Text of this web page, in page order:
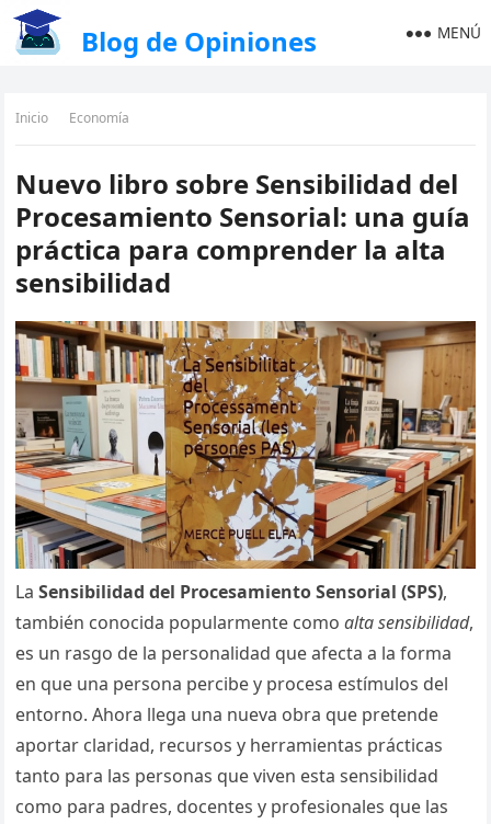
Blog de Opiniones MENÚ
Inicio Economía
Nuevo libro sobre Sensibilidad del
Procesamiento Sensorial: una guía
práctica para comprender la alta
sensibilidad
LaSensibilidad del Procesamiento Sensorial (SPS),
también conocida popularmente comoalta sensibilidad,
es un rasgo de la personalidad que afecta a la forma
en que una persona percibe y procesa estímulos del
entorno. Ahora llega una nueva obra que pretende
aportar claridad, recursos y herramientas prácticas
tanto para las personas que viven esta sensibilidad
como para padres, docentes y profesionales que las